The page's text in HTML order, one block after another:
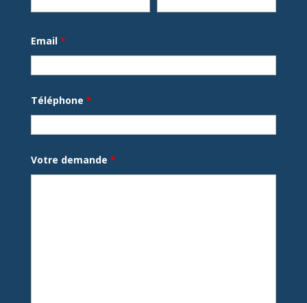
Email *
Téléphone *
Votre demande *